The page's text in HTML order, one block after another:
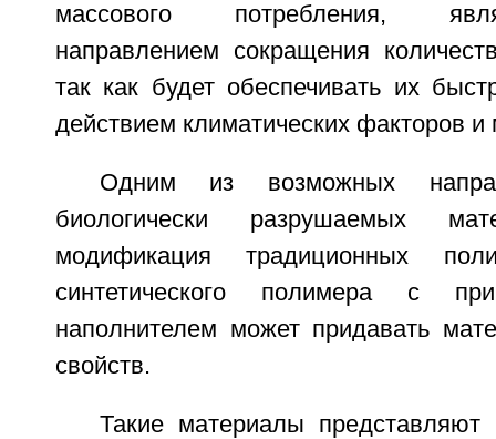
массового потребления,
направлением сокращения
так как будет обеспечивать их
действием климатических факторов и
Одним из возможных
биологически разрушаемых
модификация традиционных
синтетического полимера с
наполнителем может придавать
свойств.
Такие материалы представляют